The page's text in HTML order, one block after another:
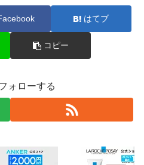
はてブ
コピー
ォローする